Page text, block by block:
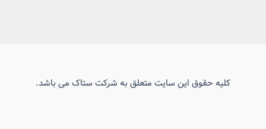
کلیه حقوق این سایت متعلق به شرکت ستاک می باشد.